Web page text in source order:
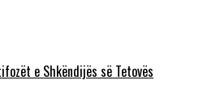
e Shkëndijës së Tetovës